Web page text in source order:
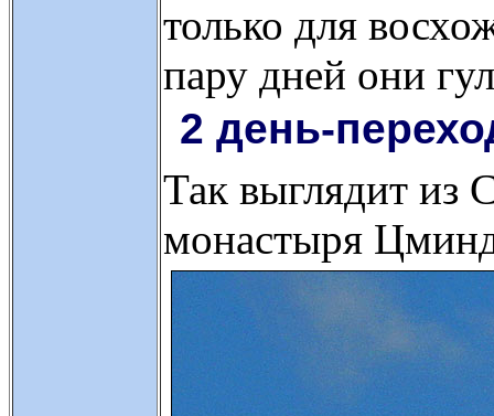
только для
пару дней они
2 день-
Так выглядит из
монастыря